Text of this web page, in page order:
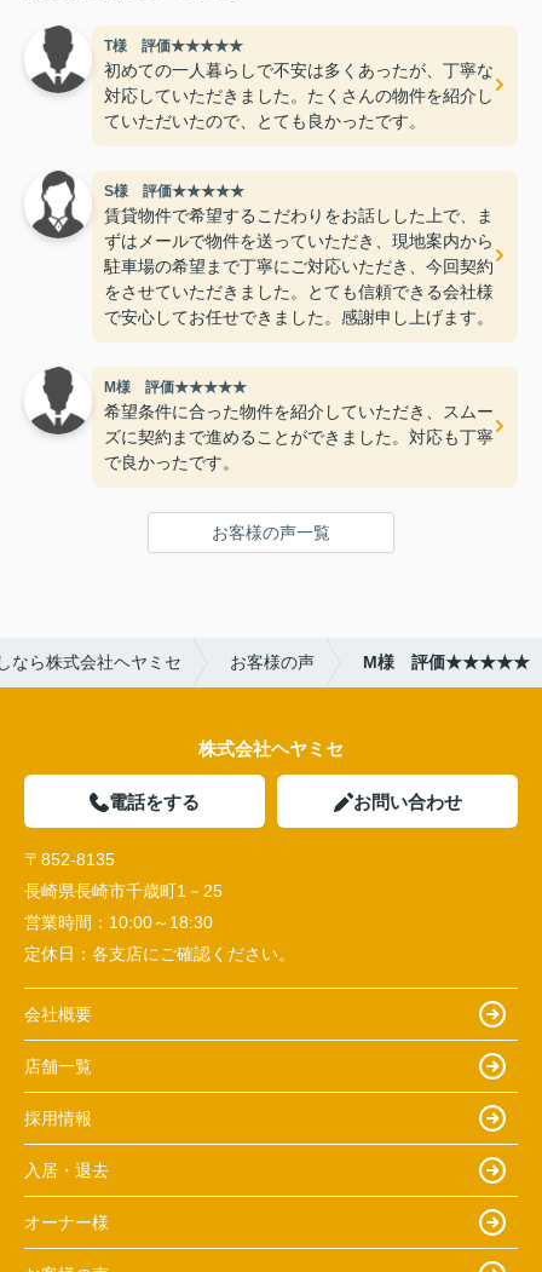
T様 評価★★★★★
初めての一人暮らしで不安は多くあったが、丁寧な
対応していただきました。たくさんの物件を紹介し
ていただいたので、とても良かったです。
S様 評価★★★★★
賃貸物件で希望するこだわりをお話しした上で、ま
ずはメールで物件を送っていただき、現地案内から
駐車場の希望まで丁寧にご対応いただき、今回契約
をさせていただきました。とても信頼できる会社様
で安心してお任せできました。感謝申し上げます。
M様 評価★★★★★
希望条件に合った物件を紹介していただき、スムー
ズに契約まで進めることができました。対応も丁寧
で良かったです。
お客様の声一覧
なら株式会社ヘヤミセ お客様の声 M様 評価★★★★★
株式会社ヘヤミセ
電話をする お問い合わせ
〒852-8135
長崎県長崎市千歳町1－25
営業時間： 10:00～18:30
定休日： 各支店にご確認ください。
会社概要
店舗一覧
採用情報
入居・退去
オーナー様